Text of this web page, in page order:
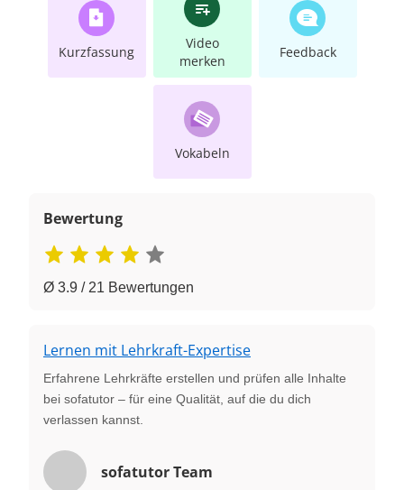
Kurzfassung
Video
merken
Feedback
Vokabeln
Bewertung
Ø 3.9 / 21 Bewertungen
Lernen mit Lehrkraft-Expertise
Erfahrene Lehrkräfte erstellen und prüfen alle Inhalte
bei sofatutor – für eine Qualität, auf die du dich
verlassen kannst.
sofatutor Team